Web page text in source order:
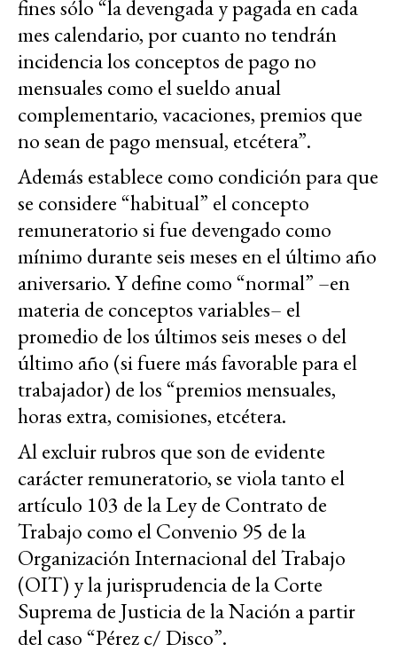
fines sólo “la devengada y pagada en cada
mes calendario, por cuanto no tendrán
incidencia los conceptos de pago no
mensuales como el sueldo anual
complementario, vacaciones, premios que
no sean de pago mensual, etcétera”.
Además establece como condición para que
se considere “habitual” el concepto
remuneratorio si fue devengado como
mínimo durante seis meses en el último año
aniversario. Y define como “normal” –en
materia de conceptos variables– el
promedio de los últimos seis meses o del
último año (si fuere más favorable para el
trabajador) de los “premios mensuales,
horas extra, comisiones, etcétera.
Al excluir rubros que son de evidente
carácter remuneratorio, se viola tanto el
artículo 103 de la Ley de Contrato de
Trabajo como el Convenio 95 de la
Organización Internacional del Trabajo
(OIT) y la jurisprudencia de la Corte
Suprema de Justicia de la Nación a partir
del caso “Pérez c/ Disco”.